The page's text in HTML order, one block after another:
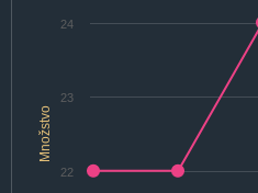
Množstvo
22
23
24